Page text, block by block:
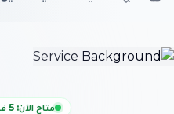
متاح الآن: 5 فرق عمل في دبي